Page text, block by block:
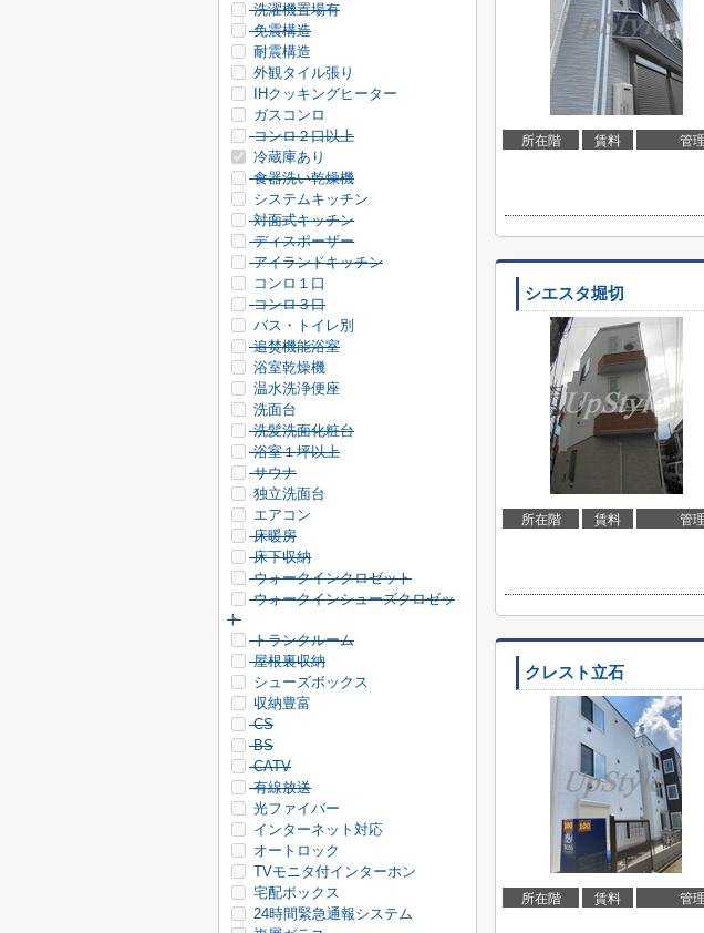
所在階 賃料 管
シエスタ堀切
所在階 賃料 管
クレスト立石
所在階 賃料 管
洗濯機置場有
免震構造
耐震構造
外観タイル張り
IHクッキングヒーター
ガスコンロ
コンロ２口以上
冷蔵庫あり
食器洗い乾燥機
システムキッチン
対面式キッチン
ディスポーザー
アイランドキッチン
コンロ１口
コンロ３口
バス・トイレ別
追焚機能浴室
浴室乾燥機
温水洗浄便座
洗面台
洗髪洗面化粧台
浴室１坪以上
サウナ
独立洗面台
エアコン
床暖房
床下収納
ウォークインクロゼット
ウォークインシューズクロゼッ
ト
トランクルーム
屋根裏収納
シューズボックス
収納豊富
CS
BS
CATV
有線放送
光ファイバー
インターネット対応
オートロック
TVモニタ付インターホン
宅配ボックス
24時間緊急通報システム